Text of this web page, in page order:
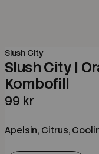
Slush City
Slush City |
Kombofill
99 kr
Apelsin, Citrus,